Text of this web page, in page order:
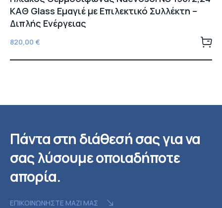
ΚΑΘ Glass Εμαγιέ με Επιλεκτικό Συλλέκτη –
Διπλής Ενέργειας
820,00 €
Πάντα στη διάθεσή σας για να
σας λύσουμε οποιαδήποτε
απορία.
ΕΠΙΚΟΙΝΩΝΗΣΤΕ ΜΑΖΙ ΜΑΣ